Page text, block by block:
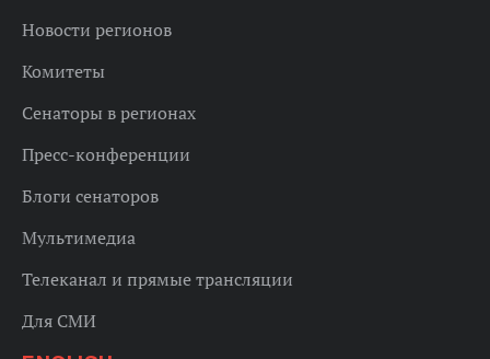
Новости регионов
Комитеты
Сенаторы в регионах
Пресс-конференции
Блоги сенаторов
Мультимедиа
Телеканал и прямые трансляции
Для СМИ